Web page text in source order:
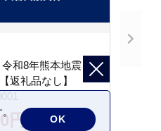
和8年熊本地震 災
返礼品なし】
円
。
OK